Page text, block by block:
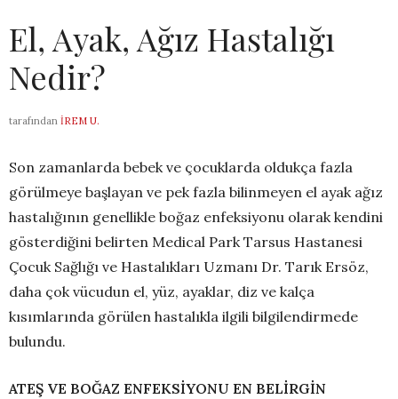
El, Ayak, Ağız Hastalığı
Nedir?
tarafından İREM U.
Son zamanlarda bebek ve çocuklarda oldukça fazla
görülmeye başlayan ve pek fazla bilinmeyen el ayak ağız
hastalığının genellikle boğaz enfeksiyonu olarak kendini
gösterdiğini belirten Medical Park Tarsus Hastanesi
Çocuk Sağlığı ve Hastalıkları Uzmanı Dr. Tarık Ersöz,
daha çok vücudun el, yüz, ayaklar, diz ve kalça
kısımlarında görülen hastalıkla ilgili bilgilendirmede
bulundu.
ATEŞ VE BOĞAZ ENFEKSİYONU EN BELİRGİN